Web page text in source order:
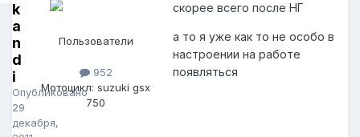
k
a
n
d
i
Опубликовано
29
декабря,
Пользователи
952
Мотоцикл: suzuki gsx
750
скорее всего после НГ
а то я уже как то не особо в
настроении на работе
появляться